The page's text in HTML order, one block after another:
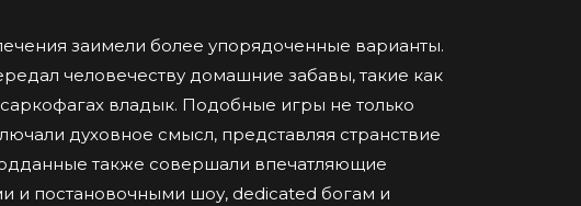
заимели более упорядоченные варианты.
человечеству домашние забавы, такие как
владык. Подобные игры не только
духовное смысл, представляя странствие
также совершали впечатляющие
и постановочными шоу, dedicated богам и